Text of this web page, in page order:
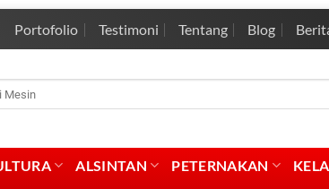
Portofolio Testimoni Tentang Blog
ALSINTAN PETERNAKAN